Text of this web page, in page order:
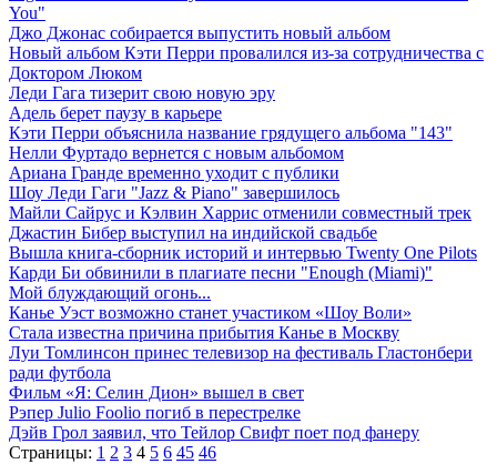
You"
Джо Джонас собирается выпустить новый альбом
Новый альбом Кэти Перри провалился из-за сотрудничества с
Доктором Люком
Леди Гага тизерит свою новую эру
Адель берет паузу в карьере
Кэти Перри объяснила название грядущего альбома "143"
Нелли Фуртадо вернется с новым альбомом
Ариана Гранде временно уходит с публики
Шоу Леди Гаги "Jazz & Piano" завершилось
Майли Сайрус и Кэлвин Харрис отменили совместный трек
Джастин Бибер выступил на индийской свадьбе
Вышла книга-сборник историй и интервью Twenty One Pilots
Карди Би обвинили в плагиате песни "Enough (Miami)"
Мой блуждающий огонь...
Канье Уэст возможно станет участиком «Шоу Воли»
Стала известна причина прибытия Канье в Москву
Луи Томлинсон принес телевизор на фестиваль Гластонбери
ради футбола
Фильм «Я: Селин Дион» вышел в свет
Рэпер Julio Foolio погиб в перестрелке
Дэйв Грол заявил, что Тейлор Свифт поет под фанеру
Страницы: 1 2 3 4 5 6 45 46